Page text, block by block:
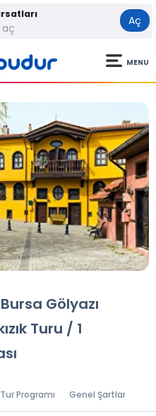
aç
Aç
MENU
Gölyazı
Turu / 1
Tur Programı Genel Şartlar